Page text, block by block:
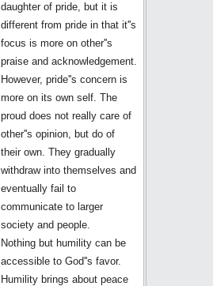
daughter of pride, but it is
different from pride in that it''s
focus is more on other''s
praise and acknowledgement.
However, pride''s concern is
more on its own self. The
proud does not really care of
other''s opinion, but do of
their own. They gradually
withdraw into themselves and
eventually fail to
communicate to larger
society and people.
Nothing but humility can be
accessible to God''s favor.
Humility brings about peace